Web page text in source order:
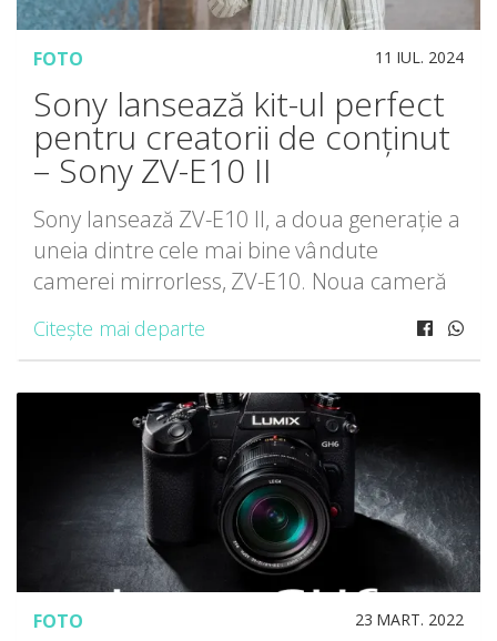
FOTO 11 IUL. 2024
Sony lansează kit-ul perfect
pentru creatorii de conținut
– Sony ZV-E10 II
Sony lansează ZV-E10 II, a doua generație a
uneia dintre cele mai bine vândute
camerei mirrorless, ZV-E10. Noua cameră
care creatorii le iubesc la modelul original,
Citește mai departe
FOTO 23 MART. 2022